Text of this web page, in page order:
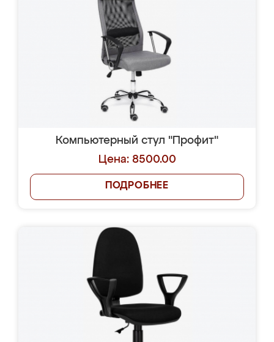
Компьютерный стул "Профит"
Цена: 8500.00
ПОДРОБНЕЕ